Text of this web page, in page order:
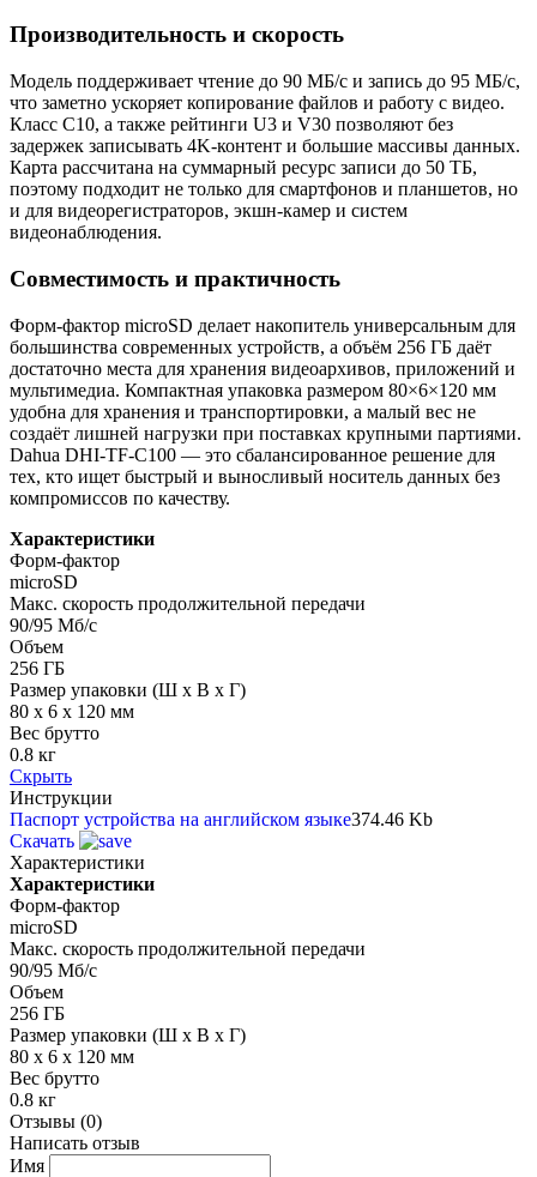
Производительность и скорость
Модель поддерживает чтение до 90 МБ/с и запись до 95 МБ/с,
что заметно ускоряет копирование файлов и работу с видео.
Класс C10, а также рейтинги U3 и V30 позволяют без
задержек записывать 4K-контент и большие массивы данных.
Карта рассчитана на суммарный ресурс записи до 50 ТБ,
поэтому подходит не только для смартфонов и планшетов, но
и для видеорегистраторов, экшн-камер и систем
видеонаблюдения.
Совместимость и практичность
Форм-фактор microSD делает накопитель универсальным для
большинства современных устройств, а объём 256 ГБ даёт
достаточно места для хранения видеоархивов, приложений и
мультимедиа. Компактная упаковка размером 80×6×120 мм
удобна для хранения и транспортировки, а малый вес не
создаёт лишней нагрузки при поставках крупными партиями.
Dahua DHI-TF-C100 — это сбалансированное решение для
тех, кто ищет быстрый и выносливый носитель данных без
компромиссов по качеству.
Характеристики
Форм-фактор
microSD
Макс. скорость продолжительной передачи
90/95 Мб/с
Объем
256 ГБ
Размер упаковки (Ш х В х Г)
80 x 6 x 120 мм
Вес брутто
0.8 кг
Скрыть
Инструкции
Паспорт устройства на английском языке374.46 Kb
Скачать
Характеристики
Характеристики
Форм-фактор
microSD
Макс. скорость продолжительной передачи
90/95 Мб/с
Объем
256 ГБ
Размер упаковки (Ш х В х Г)
80 x 6 x 120 мм
Вес брутто
0.8 кг
Отзывы (0)
Написать отзыв
Имя